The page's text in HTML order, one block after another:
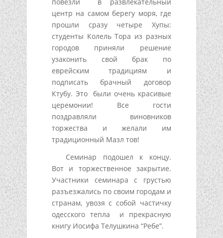
повезли в развлекательный
центр на самом берегу моря, где
прошли сразу четыре Хупы:
студенты Колель Тора из разных
городов приняли решение
узаконить свой брак по
еврейским традициям и
подписать брачный договор
Ктубу. Это были очень красивые
церемонии! Все гости
поздравляли виновников
торжества и желали им
традиционный Мазл тов!
Семинар подошел к концу.
Вот и торжественное закрытие.
Участники семинара с грустью
разъезжались по своим городам и
странам, увозя с собой частичку
одесского тепла и прекрасную
книгу Иосифа Телушкина “Ребе”.